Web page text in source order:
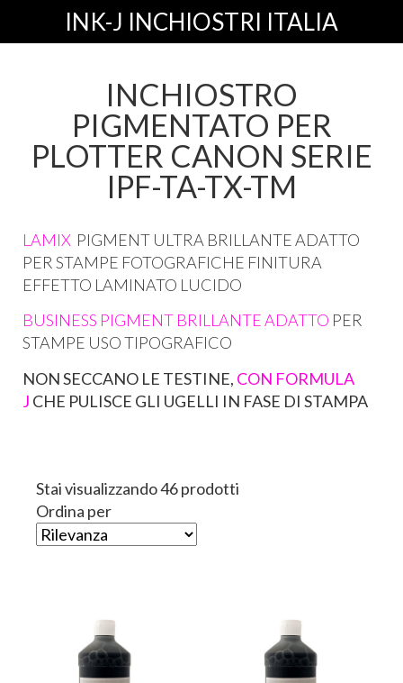
INK-J INCHIOSTRI ITALIA
INCHIOSTRO
PIGMENTATO PER
PLOTTER CANON SERIE
IPF-TA-TX-TM
LAMIX PIGMENT ULTRA BRILLANTE ADATTO
PER STAMPE FOTOGRAFICHE FINITURA
EFFETTO LAMINATO LUCIDO
BUSINESS PIGMENT BRILLANTE ADATTO PER
STAMPE USO TIPOGRAFICO
NON SECCANO LE TESTINE, CON FORMULA
J CHE PULISCE GLI UGELLI IN FASE DI STAMPA
Stai visualizzando 46 prodotti
Ordina per